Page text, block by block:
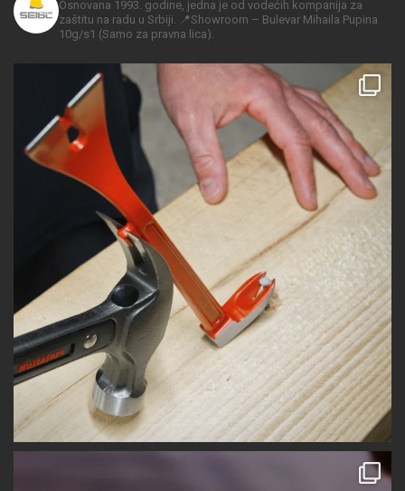
Osnovana 1993. godine, jedna je od vodećih kompanija za
zaštitu na radu u Srbiji.
📍Showroom – Bulevar Mihaila Pupina
10g/s1 (Samo za pravna lica).